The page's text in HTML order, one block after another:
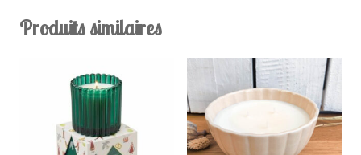
Produits similaires